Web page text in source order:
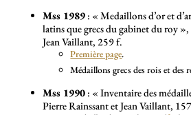
Mss 1989 : « Medaillons d’or et
latins que grecs du gabinet du roy »,
Jean Vaillant, 259 f.
Première page.
Médaillons grecs des rois et des
Mss 1990 : « Inventaire des
Pierre Rainssant et Jean Vaillant,